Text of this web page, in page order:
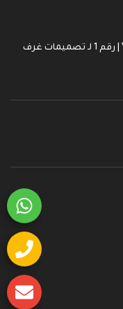
غرفة شباب - Youthful Nest | رقم 1 لـ تصميمات غرف